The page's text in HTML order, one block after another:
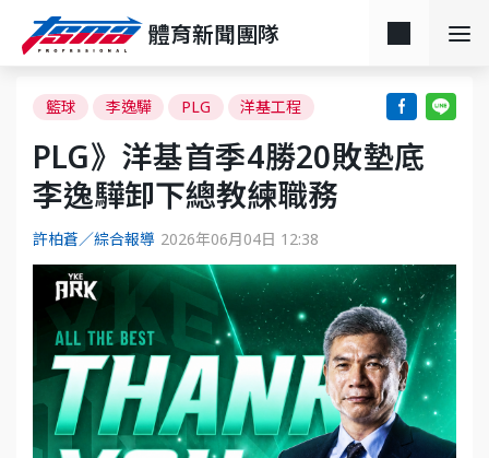
體育新聞團隊
籃球 李逸驊 PLG 洋基工程
PLG》洋基首季4勝20敗墊底
李逸驊卸下總教練職務
許柏蒼／綜合報導 2026年06月04日 12:38